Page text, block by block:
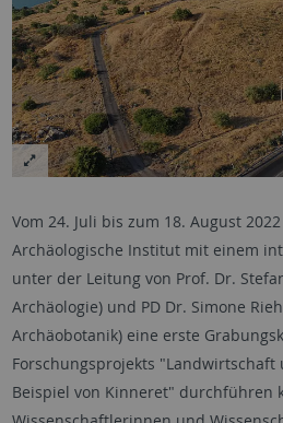
Vom 24. Juli bis zum 18. August
Archäologische Institut mit einem
unter der Leitung von Prof. Dr.
Archäologie) und PD Dr. Simone
Archäobotanik) eine erste
Forschungsprojekts "Landwirtschaft
Beispiel von Kinneret" durchführen